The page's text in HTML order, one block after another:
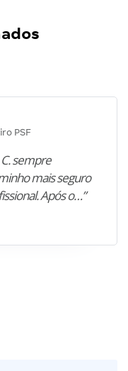
PSF
C. sempre
mais seguro
Após o…”